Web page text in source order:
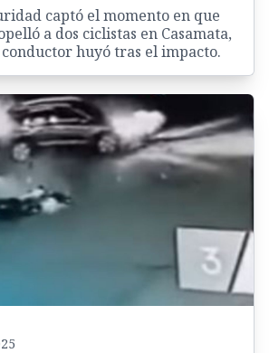
captó el momento en que
a dos ciclistas en Casamata,
huyó tras el impacto.